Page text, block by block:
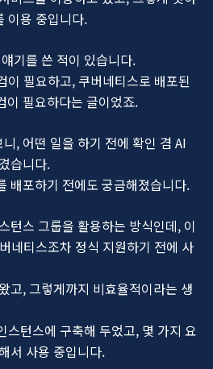
이용 중입니다.
기를 쓴 적이 있습니다.
이 필요하고, 쿠버네티스로 배포된
이 필요하다는 글이었죠.
, 어떤 일을 하기 전에 확인 겸 AI
습니다.
배포하기 전에도 궁금해졌습니다.
턴스 그룹을 활용하는 방식인데, 이
네티스조차 정식 지원하기 전에 사
고, 그렇게까지 비효율적이라는 생
스턴스에 구축해 두었고, 몇 가지 요
서 사용 중입니다.